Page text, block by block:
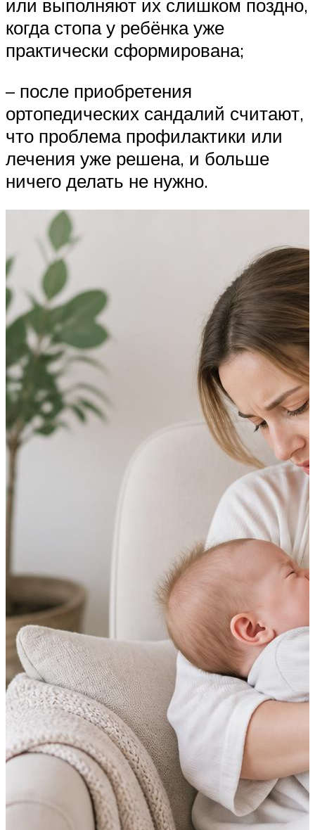
или выполняют их слишком поздно,
когда стопа у ребёнка уже
практически сформирована;
– после приобретения
ортопедических сандалий считают,
что проблема профилактики или
лечения уже решена, и больше
ничего делать не нужно.